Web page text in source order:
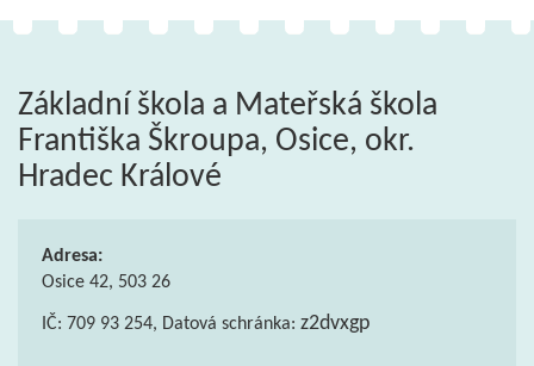
Základní škola a Mateřská škola
Františka Škroupa, Osice, okr.
Hradec Králové
Adresa:
Osice 42, 503 26
IČ: 709 93 254, Datová schránka: z2dvxgp